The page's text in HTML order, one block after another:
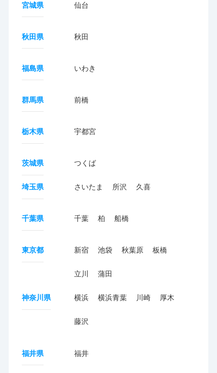
宮城県 仙台
秋田県 秋田
福島県 いわき
群馬県 前橋
栃木県 宇都宮
茨城県 つくば
埼玉県 さいたま 所沢 久喜
千葉県 千葉 柏 船橋
東京都 新宿 池袋 秋葉原 板橋
立川 蒲田
神奈川県 横浜 横浜青葉 川崎 厚木
藤沢
福井県 福井